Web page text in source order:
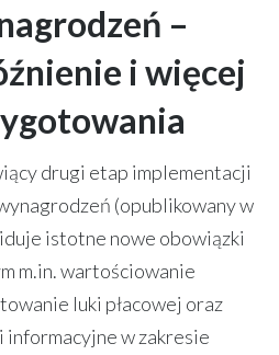
–
i więcej
drugi etap implementacji
(opublikowany w
istotne nowe obowiązki
m.in. wartościowanie
luki płacowej oraz
w zakresie